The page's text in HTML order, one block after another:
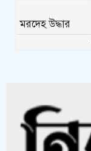
মরদেহ উদ্ধার